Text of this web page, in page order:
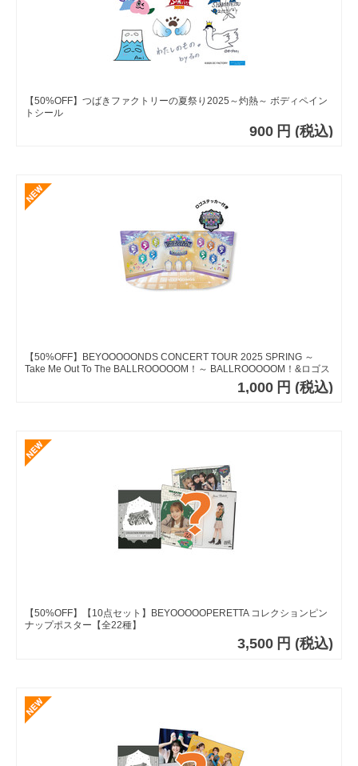
【50%OFF】つばきファクトリーの夏祭り2025～灼熱～ ボディペイン
トシール
900 円 (税込)
【50%OFF】BEYOOOOONDS CONCERT TOUR 2025 SPRING ～
Take Me Out To The BALLROOOOOM！～ BALLROOOOOM！&ロゴス
1,000 円 (税込)
【50%OFF】【10点セット】BEYOOOOOPERETTA コレクションピン
ナップポスター【全22種】
3,500 円 (税込)